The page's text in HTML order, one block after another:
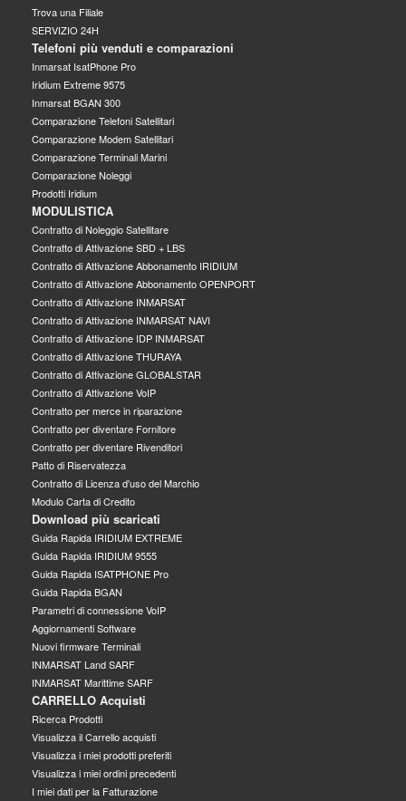
Trova una Filiale
SERVIZIO 24H
Telefoni più venduti e comparazioni
Inmarsat IsatPhone Pro
Iridium Extreme 9575
Inmarsat BGAN 300
Comparazione Telefoni Satellitari
Comparazione Modem Satellitari
Comparazione Terminali Marini
Comparazione Noleggi
Prodotti Iridium
MODULISTICA
Contratto di Noleggio Satellitare
Contratto di Attivazione SBD + LBS
Contratto di Attivazione Abbonamento IRIDIUM
Contratto di Attivazione Abbonamento OPENPORT
Contratto di Attivazione INMARSAT
Contratto di Attivazione INMARSAT NAVI
Contratto di Attivazione IDP INMARSAT
Contratto di Attivazione THURAYA
Contratto di Attivazione GLOBALSTAR
Contratto di Attivazione VoIP
Contratto per merce in riparazione
Contratto per diventare Fornitore
Contratto per diventare Rivenditori
Patto di Riservatezza
Contratto di Licenza d'uso del Marchio
Modulo Carta di Credito
Download più scaricati
Guida Rapida IRIDIUM EXTREME
Guida Rapida IRIDIUM 9555
Guida Rapida ISATPHONE Pro
Guida Rapida BGAN
Parametri di connessione VoIP
Aggiornamenti Software
Nuovi firmware Terminali
INMARSAT Land SARF
INMARSAT Marittime SARF
CARRELLO Acquisti
Ricerca Prodotti
Visualizza il Carrello acquisti
Visualizza i miei prodotti preferiti
Visualizza i miei ordini precedenti
I miei dati per la Fatturazione